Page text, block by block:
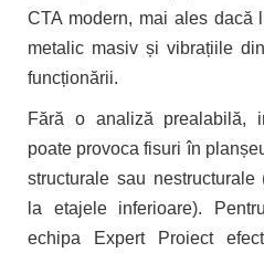
CTA modern, mai ales dacă
metalic masiv și vibrațiile
funcționării.
Fără o analiză prealabilă,
poate provoca fisuri în
structurale sau
la etajele inferioare).
echipa Expert Proiect